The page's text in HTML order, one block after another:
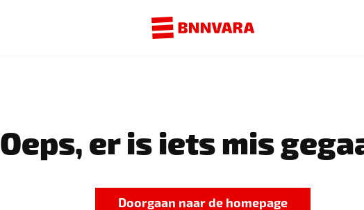
Oeps, er is iets mis
Doorgaan naar de homepage